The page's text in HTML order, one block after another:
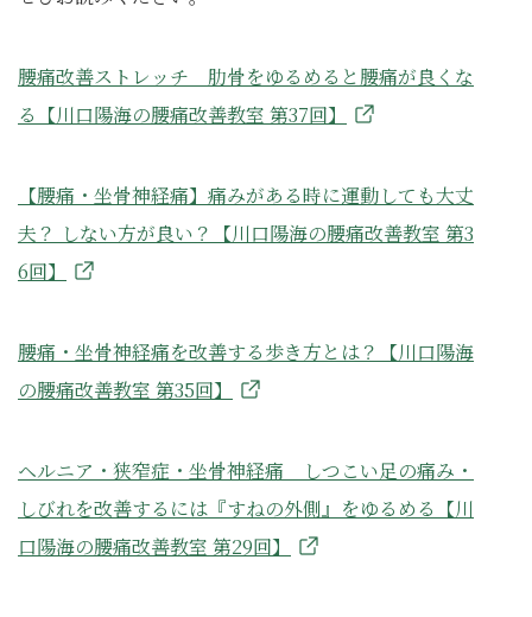
腰痛改善ストレッチ 肋骨をゆるめると腰痛が良くな
る【川口陽海の腰痛改善教室 第37回】
【腰痛・坐骨神経痛】痛みがある時に運動しても大丈
夫？ しない方が良い？【川口陽海の腰痛改善教室 第3
6回】
腰痛・坐骨神経痛を改善する歩き方とは？【川口陽海
の腰痛改善教室 第35回】
ヘルニア・狭窄症・坐骨神経痛 しつこい足の痛み・
しびれを改善するには『すねの外側』をゆるめる【川
口陽海の腰痛改善教室 第29回】